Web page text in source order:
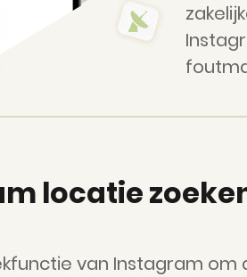
locatie
van Instagram om